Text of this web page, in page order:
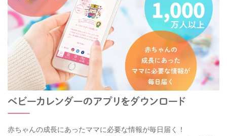
赤ちゃんの成長にあったママに必要な情報が毎日届く！